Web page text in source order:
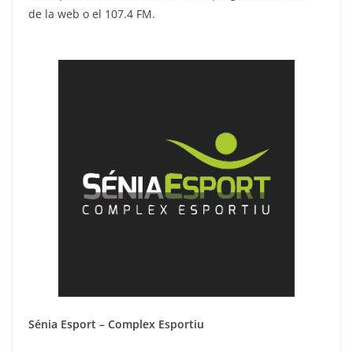
de la web o el 107.4 FM.
Sénia Esport – Complex Esportiu